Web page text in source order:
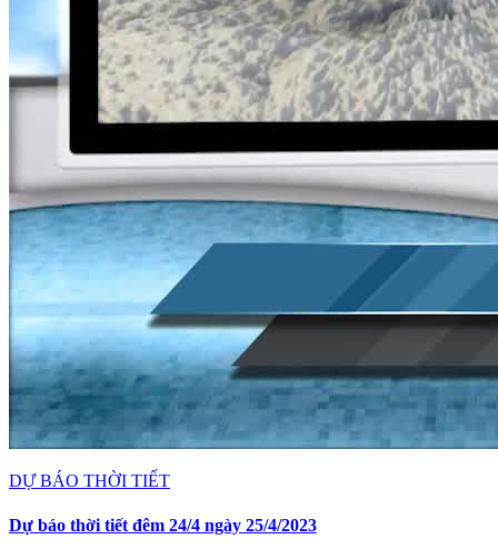
DỰ BÁO THỜI TIẾT
Dự báo thời tiết đêm 24/4 ngày 25/4/2023